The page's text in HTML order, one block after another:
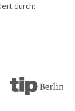
durch:
http://www.tip-
berlin.de/